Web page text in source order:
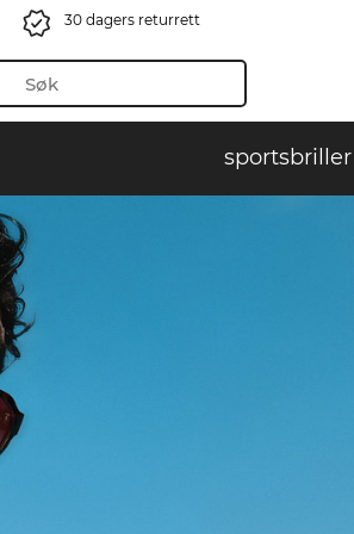
30 dagers returrett
sportsbriller